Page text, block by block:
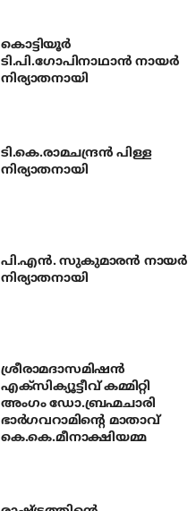
കൊട്ടിയൂര്‍
ടി.പി.ഗോപിനാഥാന്‍ നായര്‍
നിര്യാതനായി
ടി.കെ.രാമചന്ദ്രന്‍ പിള്ള
നിര്യാതനായി
പി.എന്‍. സുകുമാരന്‍ നായര്‍
നിര്യാതനായി
ശ്രീരാമദാസമിഷന്‍
എക്‌സിക്യൂട്ടീവ് കമ്മിറ്റി
അംഗം ഡോ.ബ്രഹ്മചാരി
ഭാര്‍ഗവറാമിന്റെ മാതാവ്
കെ.കെ.മീനാക്ഷിയമ്മ